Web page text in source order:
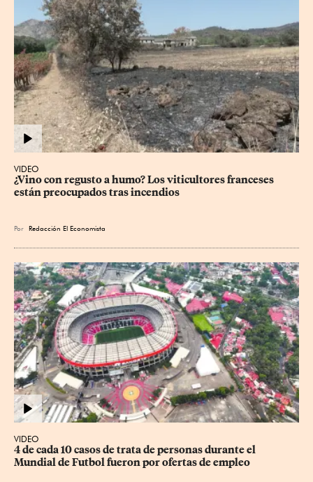
VIDEO
¿Vino con regusto a humo? Los viticultores franceses
están preocupados tras incendios
Por Redacción El Economista
VIDEO
4 de cada 10 casos de trata de personas durante el
Mundial de Futbol fueron por ofertas de empleo